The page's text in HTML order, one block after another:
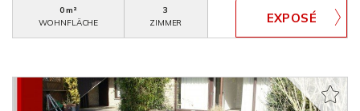
0 m²
WOHNFLÄCHE
3
ZIMMER